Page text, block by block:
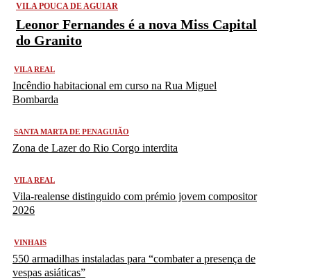
VILA POUCA DE AGUIAR
Leonor Fernandes é a nova Miss Capital
do Granito
VILA REAL
Incêndio habitacional em curso na Rua Miguel
Bombarda
SANTA MARTA DE PENAGUIÃO
Zona de Lazer do Rio Corgo interdita
VILA REAL
Vila-realense distinguido com prémio jovem compositor
2026
VINHAIS
550 armadilhas instaladas para “combater a presença de
vespas asiáticas”